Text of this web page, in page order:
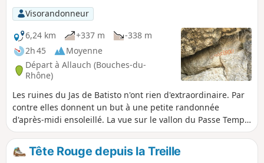
Visorandonneur
6,24 km
+337 m
-338 m
2h 45
Moyenne
Départ à Allauch (Bouches-du-
Rhône)
Les ruines du Jas de Batisto n'ont rien d'extraordinaire. Par
contre elles donnent un but à une petite randonnée
d'après-midi ensoleillé. La vue sur le vallon du Passe Temps,
du Garlaban et des Escaouprés est magnifique. Le coin est
sauvage et, avec un peu de chance, on pourra voir des
perdreaux et croiser des lièvres.
Tête Rouge depuis la Treille